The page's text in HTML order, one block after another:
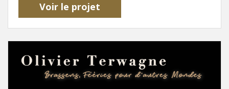
Voir le projet